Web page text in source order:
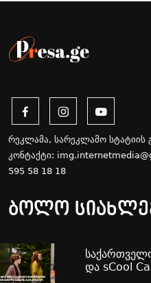
რეკლამა, სარეკლამო სტატიის
კონტაქტი:
595 58 18 18
ბოლო
და sCool